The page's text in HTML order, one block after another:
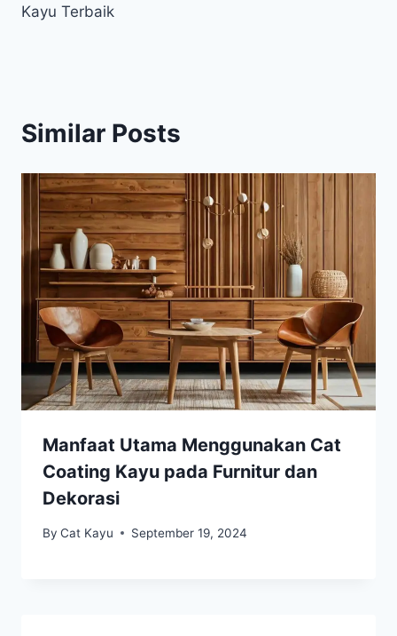
Kayu Terbaik
Similar Posts
Manfaat Utama Menggunakan Cat
Coating Kayu pada Furnitur dan
Dekorasi
By Cat Kayu September 19, 2024